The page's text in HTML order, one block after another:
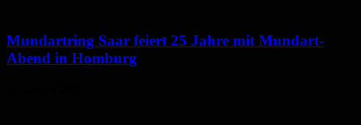
Mundartring Saar feiert 25 Jahre mit Mundart-
Abend in Homburg